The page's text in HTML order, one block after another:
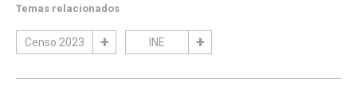
Temas relacionados
Censo 2023 INE